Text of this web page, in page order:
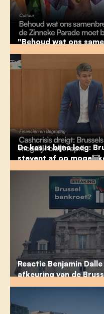
"Behoud wat ons
Zinneke Parade moet
De kas is bijna leeg:
stevent af op
en
Reactie Benjamin
afkeuring van de
rekeningen 2024: “De
regering heeft haar
totaal niet op orde.”